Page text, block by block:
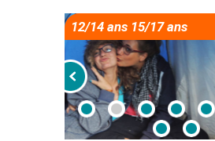
12/14 ans 15/17 ans